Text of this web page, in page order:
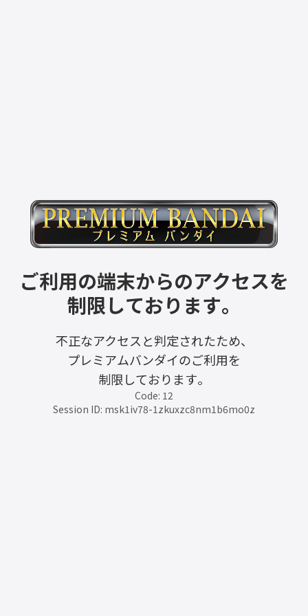
ご利用の端末からのアクセスを
制限しております。
不正なアクセスと判定されたため、
プレミアムバンダイのご利用を
制限しております。
Code: 12
Session ID: msk1iv78-1zkuxzc8nm1b6mo0z